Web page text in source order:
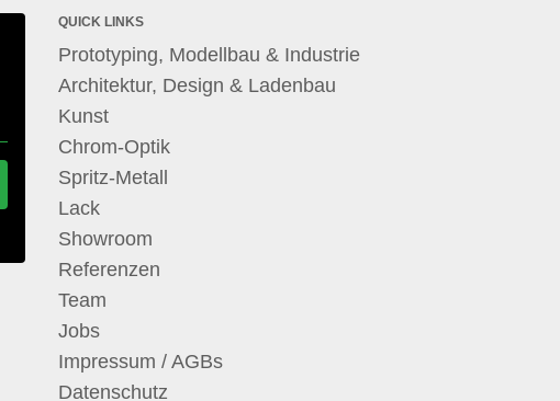
QUICK LINKS
Prototyping, Modellbau & Industrie
Architektur, Design & Ladenbau
Kunst
Chrom-Optik
Spritz-Metall
Lack
Showroom
Referenzen
Team
Jobs
Impressum / AGBs
Datenschutz